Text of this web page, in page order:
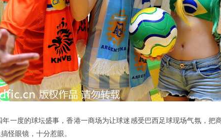
一度的球坛盛事，香港一商场为让球迷感受巴西足球现场气氛，把
怪眼镜，十分惹眼。